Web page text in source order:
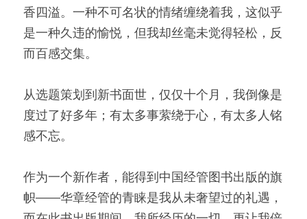
香四溢。一种不可名状的情绪缠绕着我，这似乎
是一种久违的愉悦，但我却丝毫未觉得轻松，反
而百感交集。
从选题策划到新书面世，仅仅十个月，我倒像是
度过了好多年；有太多事萦绕于心，有太多人铭
感不忘。
作为一个新作者，能得到中国经管图书出版的旗
帜——华章经管的青睐是我从未奢望过的礼遇，